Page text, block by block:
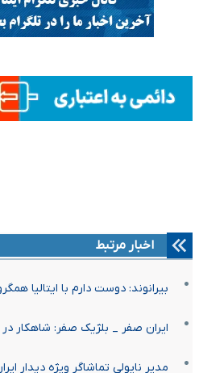
اخبار مرتبط
بیرانوند: دوست دارم با ایتالیا
ایران صفر _ بلژیک صفر: شاهکار
مدیر ناپولی تماشاگر ویژه دیدار